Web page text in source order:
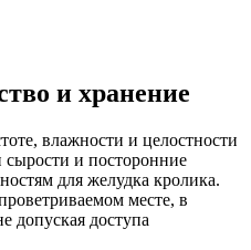
и хранение
влажности и целостности
сырости и посторонние
для желудка кролика.
месте, в
допуская доступа